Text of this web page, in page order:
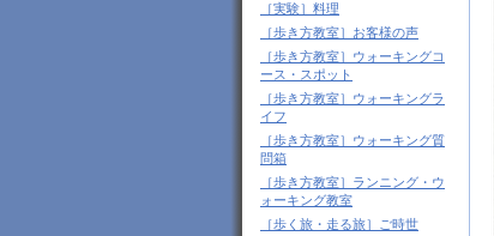
［実験］料理
［歩き方教室］お客様の声
［歩き方教室］ウォーキングコ
ース・スポット
［歩き方教室］ウォーキングラ
イフ
［歩き方教室］ウォーキング質
問箱
［歩き方教室］ランニング・ウ
ォーキング教室
［歩く旅・走る旅］ご時世